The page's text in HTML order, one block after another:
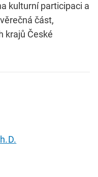
kulturní participaci a
část,
krajů České